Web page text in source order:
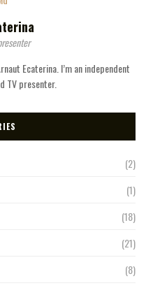
Ecaterina. I’m an independent
TV presenter.
(2)
(1)
(18)
(21)
(8)